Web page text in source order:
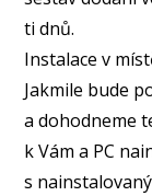
ti dnů.
Instalace v
Jakmile bude
a dohodneme
k Vám a PC
s